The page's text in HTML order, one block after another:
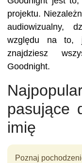
projektu.
audiowizualny,
względu na to,
znajdziesz
Goodnight.
pasujące
imię
Poznaj